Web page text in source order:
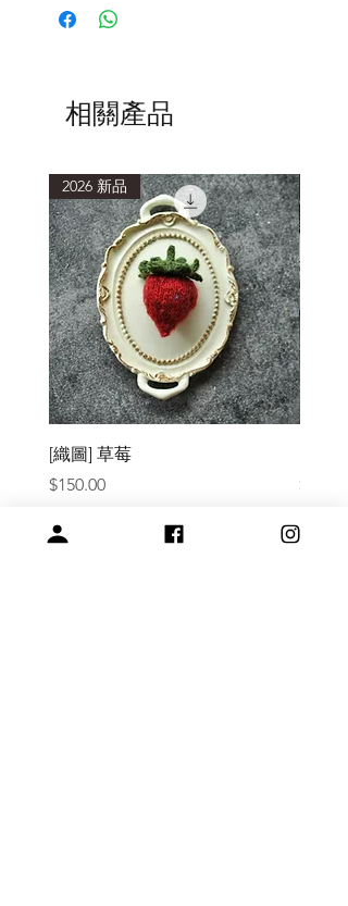
相關產品
2026 新品
[織圖] 草莓
價格
$150.00
價格